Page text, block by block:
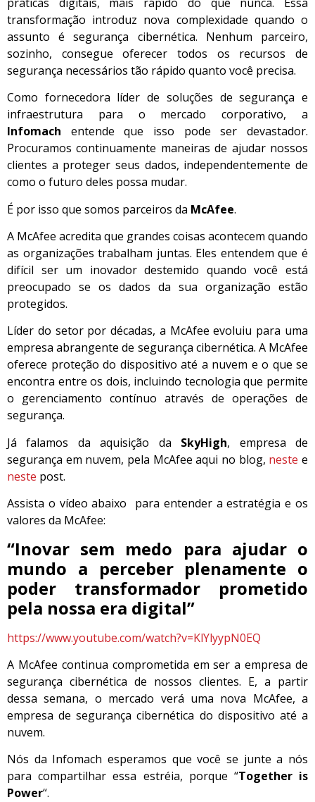
transformação introduz nova complexidade quando o
assunto é segurança cibernética. Nenhum parceiro,
sozinho, consegue oferecer todos os recursos de
segurança necessários tão rápido quanto você precisa.
Como fornecedora líder de soluções de segurança e
infraestrutura para o mercado corporativo, a
Infomach entende que isso pode ser devastador.
Procuramos continuamente maneiras de ajudar nossos
clientes a proteger seus dados, independentemente de
como o futuro deles possa mudar.
É por isso que somos parceiros da McAfee.
A McAfee acredita que grandes coisas acontecem quando
as organizações trabalham juntas. Eles entendem que é
difícil ser um inovador destemido quando você está
preocupado se os dados da sua organização estão
protegidos.
Líder do setor por décadas, a McAfee evoluiu para uma
empresa abrangente de segurança cibernética. A McAfee
oferece proteção do dispositivo até a nuvem e o que se
encontra entre os dois, incluindo tecnologia que permite
o gerenciamento contínuo através de operações de
segurança.
Já falamos da aquisição da SkyHigh, empresa de
segurança em nuvem, pela McAfee aqui no blog, neste e
neste post.
Assista o vídeo abaixo para entender a estratégia e os
valores da McAfee:
“Inovar sem medo para ajudar o
mundo a perceber plenamente o
poder transformador prometido
pela nossa era digital”
https://www.youtube.com/watch?v=KlYlyypN0EQ
A McAfee continua comprometida em ser a empresa de
segurança cibernética de nossos clientes. E, a partir
dessa semana, o mercado verá uma nova McAfee, a
empresa de segurança cibernética do dispositivo até a
nuvem.
Nós da Infomach esperamos que você se junte a nós
para compartilhar essa estréia, porque “Together is
Power“.